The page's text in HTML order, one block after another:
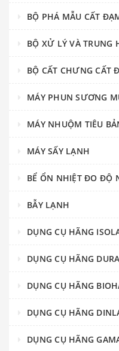
BỘ PHÁ MẪU CẤT
BỘ XỬ LÝ VÀ TRUNG
BỘ CẤT CHƯNG CẤT
MÁY PHUN SƯƠNG
MÁY NHUỘM TIÊU
MÁY SẤY LẠNH
BỂ ỔN NHIỆT ĐO ĐỘ
BẪY LẠNH
DỤNG CỤ HÃNG
DỤNG CỤ HÃNG
DỤNG CỤ HÃNG
DỤNG CỤ HÃNG
DỤNG CỤ HÃNG